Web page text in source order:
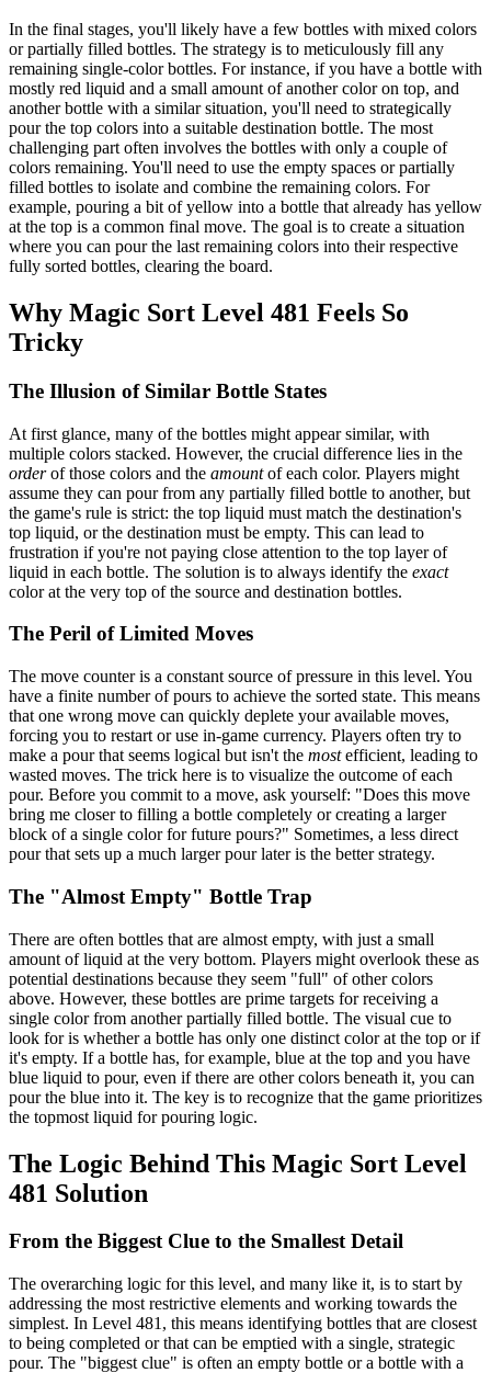
In the final stages, you'll likely have a few bottles with mixed colors
or partially filled bottles. The strategy is to meticulously fill any
remaining single-color bottles. For instance, if you have a bottle with
mostly red liquid and a small amount of another color on top, and
another bottle with a similar situation, you'll need to strategically
pour the top colors into a suitable destination bottle. The most
challenging part often involves the bottles with only a couple of
colors remaining. You'll need to use the empty spaces or partially
filled bottles to isolate and combine the remaining colors. For
example, pouring a bit of yellow into a bottle that already has yellow
at the top is a common final move. The goal is to create a situation
where you can pour the last remaining colors into their respective
fully sorted bottles, clearing the board.
Why Magic Sort Level 481 Feels So
Tricky
The Illusion of Similar Bottle States
At first glance, many of the bottles might appear similar, with
multiple colors stacked. However, the crucial difference lies in the
orderof those colors and the amountof each color. Players might
assume they can pour from any partially filled bottle to another, but
the game's rule is strict: the top liquid must match the destination's
top liquid, or the destination must be empty. This can lead to
frustration if you're not paying close attention to the top layer of
liquid in each bottle. The solution is to always identify the exact
color at the very top of the source and destination bottles.
The Peril of Limited Moves
The move counter is a constant source of pressure in this level. You
have a finite number of pours to achieve the sorted state. This means
that one wrong move can quickly deplete your available moves,
forcing you to restart or use in-game currency. Players often try to
make a pour that seems logical but isn't the mostefficient, leading to
wasted moves. The trick here is to visualize the outcome of each
pour. Before you commit to a move, ask yourself: "Does this move
bring me closer to filling a bottle completely or creating a larger
block of a single color for future pours?" Sometimes, a less direct
pour that sets up a much larger pour later is the better strategy.
The "Almost Empty" Bottle Trap
There are often bottles that are almost empty, with just a small
amount of liquid at the very bottom. Players might overlook these as
potential destinations because they seem "full" of other colors
above. However, these bottles are prime targets for receiving a
single color from another partially filled bottle. The visual cue to
look for is whether a bottle has only one distinct color at the top or if
it's empty. If a bottle has, for example, blue at the top and you have
blue liquid to pour, even if there are other colors beneath it, you can
pour the blue into it. The key is to recognize that the game prioritizes
the topmost liquid for pouring logic.
The Logic Behind This Magic Sort Level
481 Solution
From the Biggest Clue to the Smallest Detail
The overarching logic for this level, and many like it, is to start by
addressing the most restrictive elements and working towards the
simplest. In Level 481, this means identifying bottles that are closest
to being completed or that can be emptied with a single, strategic
pour. The "biggest clue" is often an empty bottle or a bottle with a